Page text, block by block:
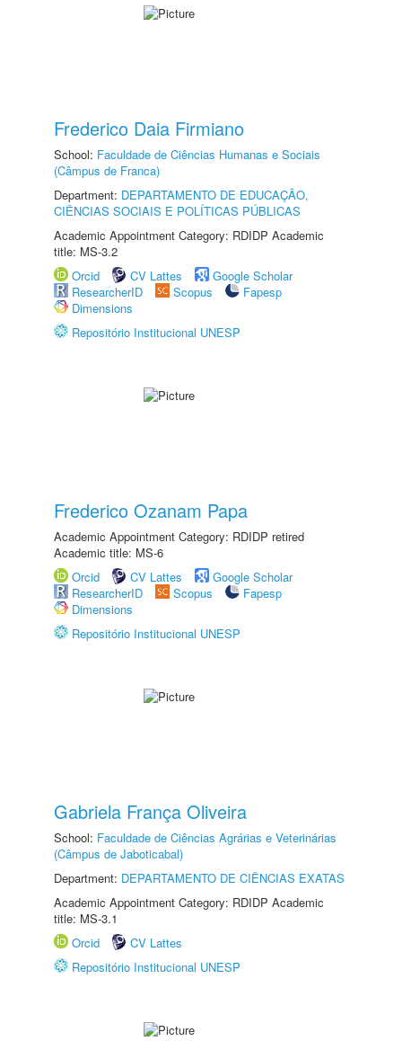
Frederico Daia Firmiano
School: Faculdade de Ciências Humanas e Sociais
(Câmpus de Franca)
Department: DEPARTAMENTO DE EDUCAÇÃO,
CIÊNCIAS SOCIAIS E POLÍTICAS PÚBLICAS
Academic Appointment Category: RDIDP Academic
title: MS-3.2
Orcid
CV Lattes
Google Scholar
ResearcherID
Scopus
Fapesp
Dimensions
Repositório Institucional UNESP
Frederico Ozanam Papa
Academic Appointment Category: RDIDP retired
Academic title: MS-6
Orcid
CV Lattes
Google Scholar
ResearcherID
Scopus
Fapesp
Dimensions
Repositório Institucional UNESP
Gabriela França Oliveira
School: Faculdade de Ciências Agrárias e Veterinárias
(Câmpus de Jaboticabal)
Department: DEPARTAMENTO DE CIÊNCIAS EXATAS
Academic Appointment Category: RDIDP Academic
title: MS-3.1
Orcid
CV Lattes
Repositório Institucional UNESP